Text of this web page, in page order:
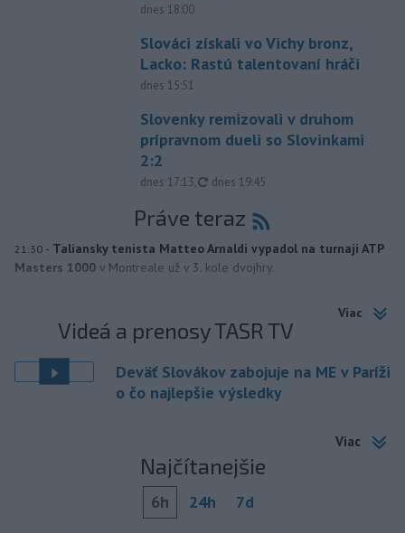
dnes 18:00
Slováci získali vo Vichy bronz,
Lacko: Rastú talentovaní hráči
dnes 15:51
Slovenky remizovali v druhom
prípravnom dueli so Slovinkami
2:2
dnes 17:13, aktualizované
dnes 19:45
Práve teraz
21:30 - Taliansky tenista Matteo Arnaldi vypadol na turnaji ATP
Masters 1000 v Montreale už v 3. kole dvojhry.
Viac
Videá a prenosy TASR TV
Deväť Slovákov zabojuje na ME v Paríži
o čo najlepšie výsledky
Viac
Najčítanejšie
6h 24h 7d